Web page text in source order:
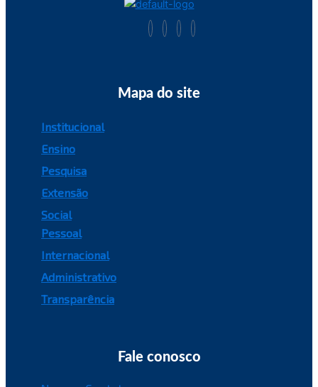
Mapa do site
Institucional
Ensino
Pesquisa
Extensão
Social
Pessoal
Internacional
Administrativo
Transparência
Fale conosco